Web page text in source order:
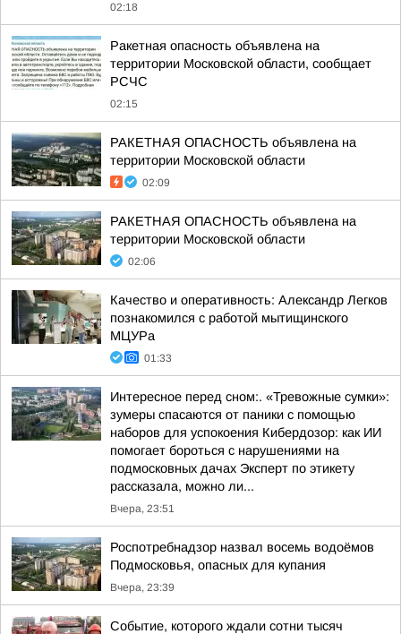
02:18
Ракетная опасность объявлена на
территории Московской области, сообщает
РСЧС
02:15
РАКЕТНАЯ ОПАСНОСТЬ объявлена на
территории Московской области
02:09
РАКЕТНАЯ ОПАСНОСТЬ объявлена на
территории Московской области
02:06
Качество и оперативность: Александр Легков
познакомился с работой мытищинского
МЦУРа
01:33
Интересное перед сном:. «Тревожные сумки»:
зумеры спасаются от паники с помощью
наборов для успокоения Кибердозор: как ИИ
помогает бороться с нарушениями на
подмосковных дачах Эксперт по этикету
рассказала, можно ли...
Вчера, 23:51
Роспотребнадзор назвал восемь водоёмов
Подмосковья, опасных для купания
Вчера, 23:39
Событие, которого ждали сотни тысяч